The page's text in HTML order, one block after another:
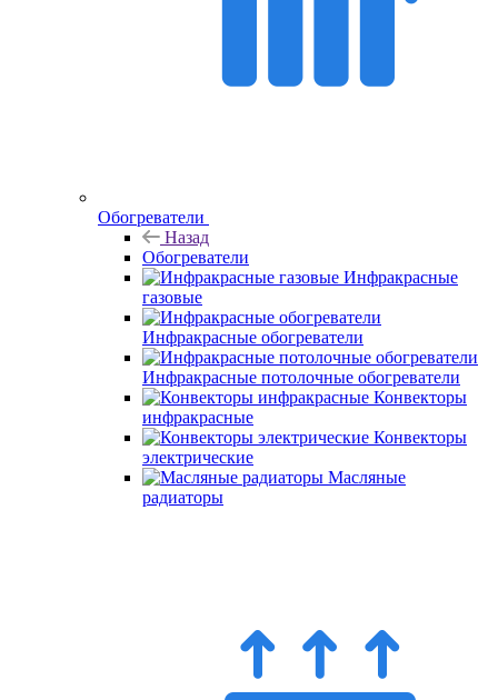
Обогреватели
Назад
Обогреватели
Инфракрасные
газовые
Инфракрасные обогреватели
Инфракрасные потолочные обогреватели
Конвекторы
инфракрасные
Конвекторы
электрические
Масляные
радиаторы